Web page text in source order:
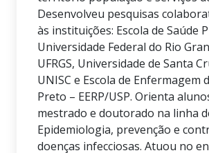
Desenvolveu pesquisas
às instituições: Escola de Saúde
Universidade Federal do Rio
UFRGS, Universidade de Santa
UNISC e Escola de Enfermagem
Preto – EERP/USP. Orienta
mestrado e doutorado na linha
Epidemiologia, prevenção e
doenças infecciosas. Atuou no